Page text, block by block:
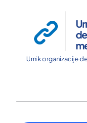
Urnik organizacije